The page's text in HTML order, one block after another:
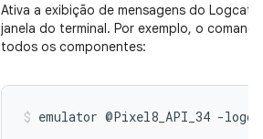
Ativa a exibição de mensagens do Logcat
janela do terminal. Por exemplo, o
todos os componentes:
emulator @Pixel8_API_34 -